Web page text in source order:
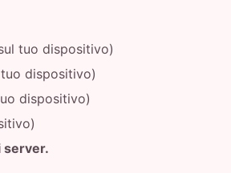
tuo dispositivo)
dispositivo)
dispositivo)
server.